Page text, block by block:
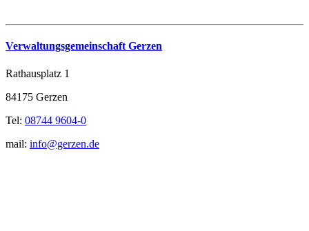
Verwaltungsgemeinschaft Gerzen
Rathausplatz 1
84175 Gerzen
Tel: 08744 9604-0
mail: info@gerzen.de